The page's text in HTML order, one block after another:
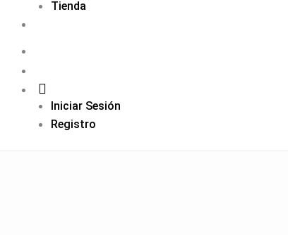
Tienda
Iniciar Sesión
Registro